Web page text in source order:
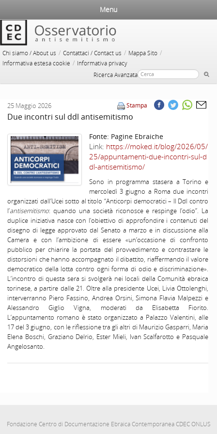
Chi siamo / About us / Contattaci / Contact us / Mappa Sito /
Informativa estesa cookie / Informativa privacy
Ricerca Avanzata
Menu
Stampa
25 Maggio 2026
Due incontri sul ddl antisemitismo
Fonte: Pagine Ebraiche
Link: https://moked.it/blog/2026/05/
25/appuntamenti-due-incontri-sul-d
dl-antisemitismo/
Sono in programma stasera a Torino e
mercoledì 3 giugno a Roma due incontri
organizzati dall’Ucei sotto al titolo “Anticorpi democratici – Il Ddl contro
l’antisemitismo: quando una società riconosce e respinge l’odio”. La
duplice iniziativa nasce con l’obiettivo di approfondire i contenuti del
disegno di legge approvato dal Senato a marzo e in discussione alla
Camera e con l’ambizione di essere «un’occasione di confronto
pubblico per chiarire la portata del provvedimento e contrastare le
distorsioni che hanno accompagnato il dibattito, riaffermando il valore
democratico della lotta contro ogni forma di odio e discriminazione».
L’incontro di questa sera si svolgerà nei locali della Comunità ebraica
torinese, a partire dalle 21. Oltre alla presidente Ucei, Livia Ottolenghi,
interverranno Piero Fassino, Andrea Orsini, Simona Flavia Malpezzi e
Alessandro Giglio Vigna, moderati da Elisabetta Fiorito.
L’appuntamento romano è stato organizzato a Palazzo Valentini, alle
17 del 3 giugno, con le riflessione tra gli altri di Maurizio Gasparri, Maria
Elena Boschi, Graziano Delrio, Ester Mieli, Ivan Scalfarotto e Pasquale
Angelosanto.
Fondazione Centro di Documentazione Ebraica Contemporanea CDEC ONLUS